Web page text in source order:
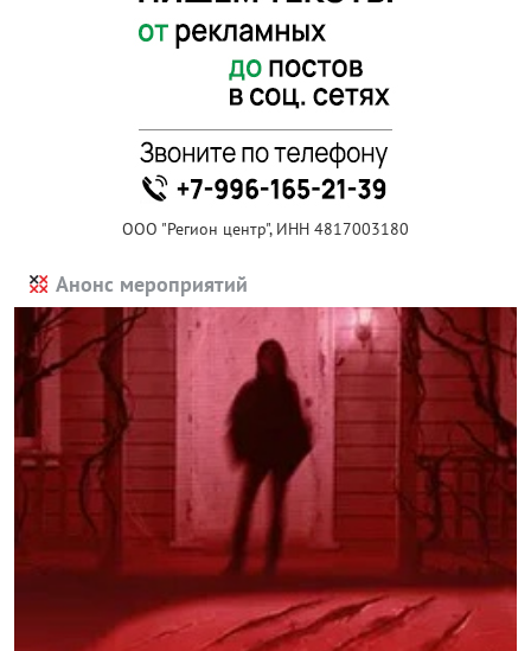
ООО "Регион центр", ИНН 4817003180
Анонс мероприятий